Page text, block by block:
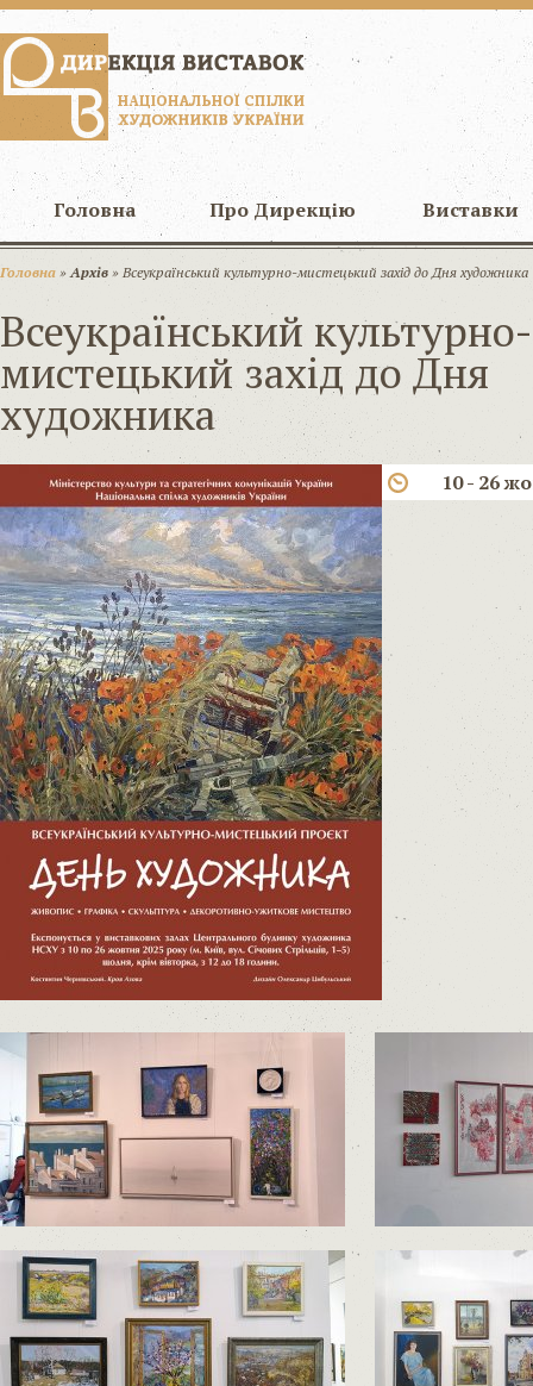
Головна Про Дирекцію Виставки
Головна »Архів » Всеукраїнський культурно-мистецький захід до Дня художника
Всеукраїнський культурно-
мистецький захід до Дня
художника
10 - 26